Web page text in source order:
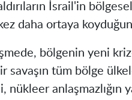
İsrail'in
daha ortaya
bölgenin yeni
bir savaşın tüm bölge
nükleer anlaşmazlığın